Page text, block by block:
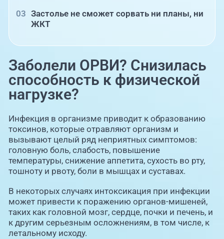
Застолье не сможет сорвать ни планы, ни
ЖКТ
Заболели ОРВИ? Снизилась
способность к физической
нагрузке?
Инфекция в организме приводит к образованию
токсинов, которые отравляют организм и
вызывают целый ряд неприятных симптомов:
головную боль, слабость, повышение
температуры, снижение аппетита, сухость во рту,
тошноту и рвоту, боли в мышцах и суставах.
В некоторых случаях интоксикация при инфекции
может привести к поражению органов-мишеней,
таких как головной мозг, сердце, почки и печень, и
к другим серьезным осложнениям, в том числе, к
летальному исходу.